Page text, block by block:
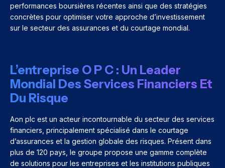
performances boursières récentes ainsi que des stratégies
concrètes pour optimiser votre approche d’investissement
sur le secteur des assurances et du courtage mondial.
L’entreprise O P C : Un Leader
Mondial Des Services Financiers Et
Du Risque
Aon plc est un acteur incontournable du secteur des services
financiers, principalement spécialisé dans le courtage
d’assurances et la gestion globale des risques. Présent dans
plus de 120 pays, le groupe propose une gamme complète
de solutions pour les entreprises et les institutions publiques